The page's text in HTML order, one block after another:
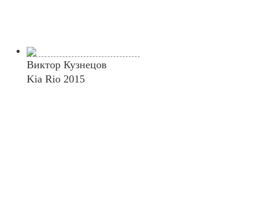
Виктор Кузнецов
Kia Rio 2015